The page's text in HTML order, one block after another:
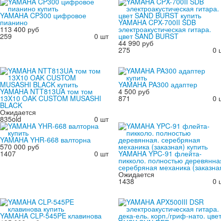
YAMAHA CP300 цифровое
пианино
113 400 руб
0 шт
259
YAMAHA CPX-700II SDB
электроакустическая гитара.
цвет SAND BURST
44 990 руб
0
275
YAMAHA NTT813UA том том
13X10 OAK CUSTOM MUSASHI
BLACK
Ожидается
0 шт
835old
YAMAHA PA300 адаптер
4 500 руб
0
871
YAMAHA YHR-668 валторна
570 000 руб
0 шт
1407 YAMAHA YPC-91 флейта-
пикколо. полностью
серебряная механика
Ожидается
0
1438
YAMAHA CLP-545PE клавинова